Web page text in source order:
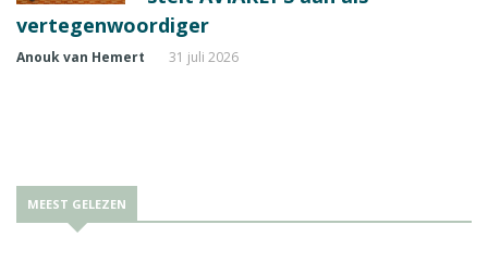
vertegenwoordiger
Anouk van Hemert 31 juli 2026
MEEST GELEZEN